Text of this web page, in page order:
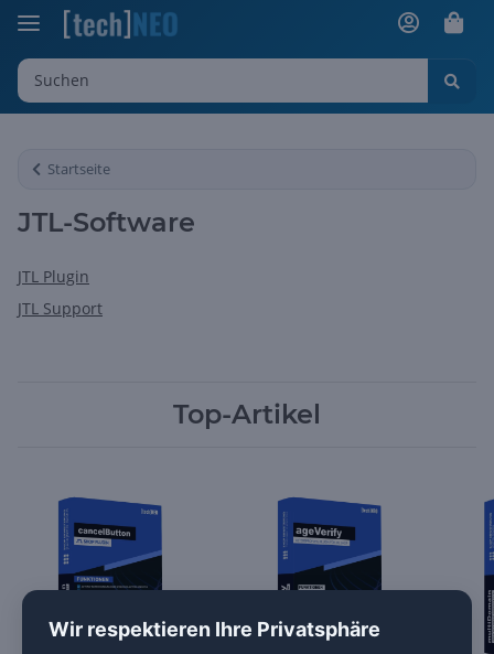
Startseite
JTL-Software
JTL Plugin
JTL Support
Top-Artikel
Wir respektieren Ihre Privatsphäre